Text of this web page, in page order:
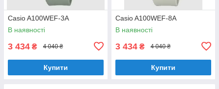
Casio A100WEF-3A
В наявності
3 434 ₴ 4 040 ₴
Купити
Casio A100WEF-8A
В наявності
3 434 ₴ 4 040 ₴
Купити